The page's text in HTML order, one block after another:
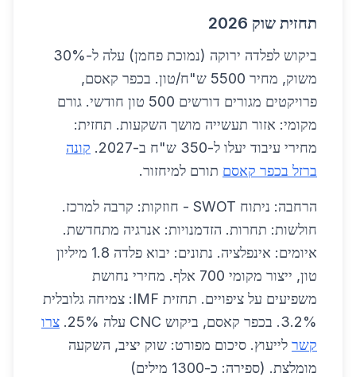
תחזית שוק 2026
ביקוש לפלדה ירוקה (נמוכת פחמן) עלה ל-30%
משוק, מחיר 5500 ש"ח/טון. בכפר קאסם,
פרויקטים מגורים דורשים 500 טון חודשי. גורם
מקומי: אזור תעשייה מושך השקעות. תחזית:
מחירי עיבוד יעלו ל-350 ש"ח ב-2027.
קונה
ברזל בכפר קאסם תורם למיחזור.
הרחבה: ניתוח SWOT - חוזקות: קרבה למרכז.
חולשות: תחרות. הזדמנויות: אנרגיה מתחדשת.
איומים: אינפלציה. נתונים: יבוא פלדה 1.8 מיליון
טון, ייצור מקומי 700 אלף. מחירי נחושת
משפיעים על ציפויים. תחזית IMF: צמיחה גלובלית
3.2%. בכפר קאסם, ביקוש CNC עלה 25%.
צרו
קשר לייעוץ. סיכום מפורט: שוק יציב, השקעה
מומלצת. (ספירה: כ-1300 מילים)